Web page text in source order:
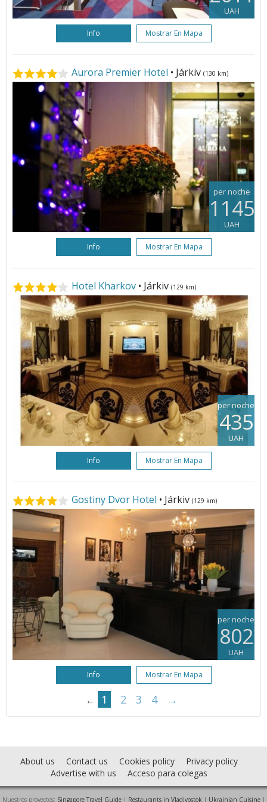
UAH
Info Mostrar En Mapa
Aurora Premier Hotel • Járkiv (130 km)
per noche
1145
UAH
Info Mostrar En Mapa
Hotel Kharkov • Járkiv (129 km)
per noche
435
UAH
Info Mostrar En Mapa
Gostiny Dvor Hotel • Járkiv (129 km)
per noche
802
UAH
Info Mostrar En Mapa
← 1 2 3 4 →
About us Contact us Cookies policy
Privacy policy
Advertise with us
Acceso para colegas
Nuestros proyectos: Singapore Travel Guide| Restaurants in Vladivostok | Ukrainian Cuisine|